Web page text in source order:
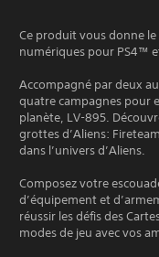
Ce produit vous donne
numériques pour PS4™
Accompagné par deux
quatre campagnes pour
planète, LV-895.
grottes d’Aliens:
dans l’univers d’Aliens.
Composez votre
d’équipement et
réussir les défis des
modes de jeu avec vos